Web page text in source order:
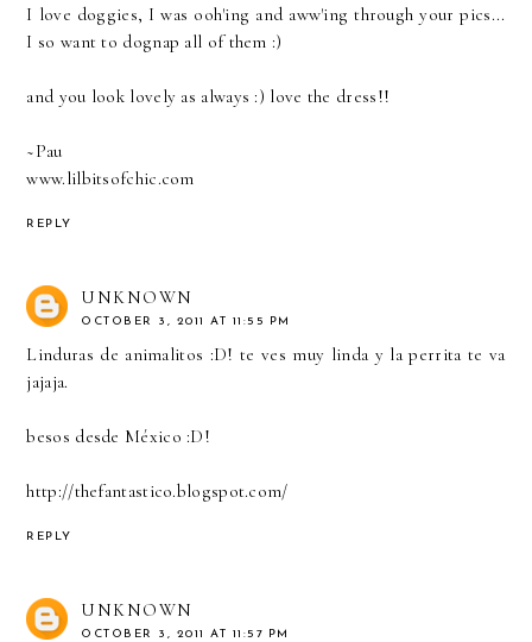
I love doggies, I was ooh'ing and aww'ing through your pics...
I so want to dognap all of them :)
and you look lovely as always :) love the dress!!
~Pau
www.lilbitsofchic.com
REPLY
UNKNOWN
OCTOBER 3, 2011 AT 11:55 PM
Linduras de animalitos :D! te ves muy linda y la perrita te va
jajaja.
besos desde México :D!
http://thefantastico.blogspot.com/
REPLY
UNKNOWN
OCTOBER 3, 2011 AT 11:57 PM